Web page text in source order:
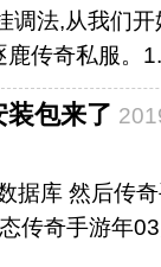
调法,从我们
鹿传奇私服。
包来了
据库 然后传
奇手游年